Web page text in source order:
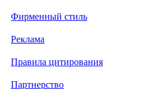
Фирменный стиль
Реклама
Правила цитирования
Партнерство